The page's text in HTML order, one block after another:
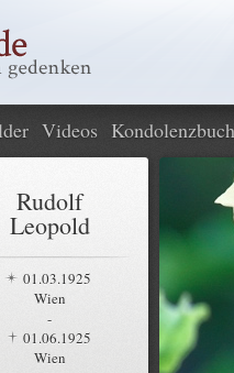
Videos Kondolenzbuch
Rudolf
Leopold
01.03.1925
Wien
-
01.06.1925
Wien